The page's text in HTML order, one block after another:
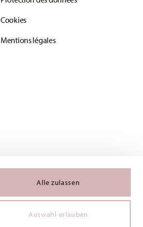
Alle zulassen
Auswahl erlauben
Cookies
Mentions légales